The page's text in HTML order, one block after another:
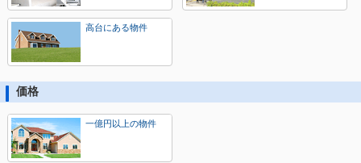
高台にある物件
価格
一億円以上の物件